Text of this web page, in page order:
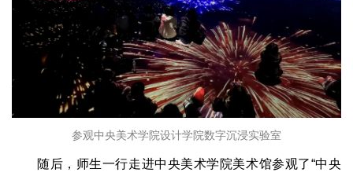
参观中央美术学院设计学院数字沉浸实验室
随后，师生一行走进中央美术学院美术馆参观了“中央